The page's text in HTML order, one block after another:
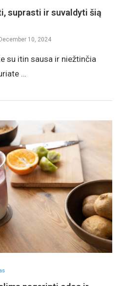
suprasti ir suvaldyti šią
December 10, 2024
su itin sausa ir niežtinčia
…